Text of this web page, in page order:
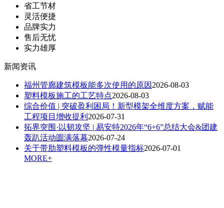
省工节材
灵活便捷
品牌实力
售后无忧
实力雄厚
新闻资讯
福州管廊建筑模板能多次使用的原因 2026-08-03
塑料模板施工的工艺特点2026-08-03
综合价值 | 突破盈利困局！新型模架全维度方案，赋能
工程项目增收提利 2026-07-31
拓界突围·以韧攻坚 | 易安特2026年“6+6”总结大会&团建
轰趴活动圆满落幕2026-07-24
关于带肋塑料模板的弹性模量指标2026-07-01
MORE+